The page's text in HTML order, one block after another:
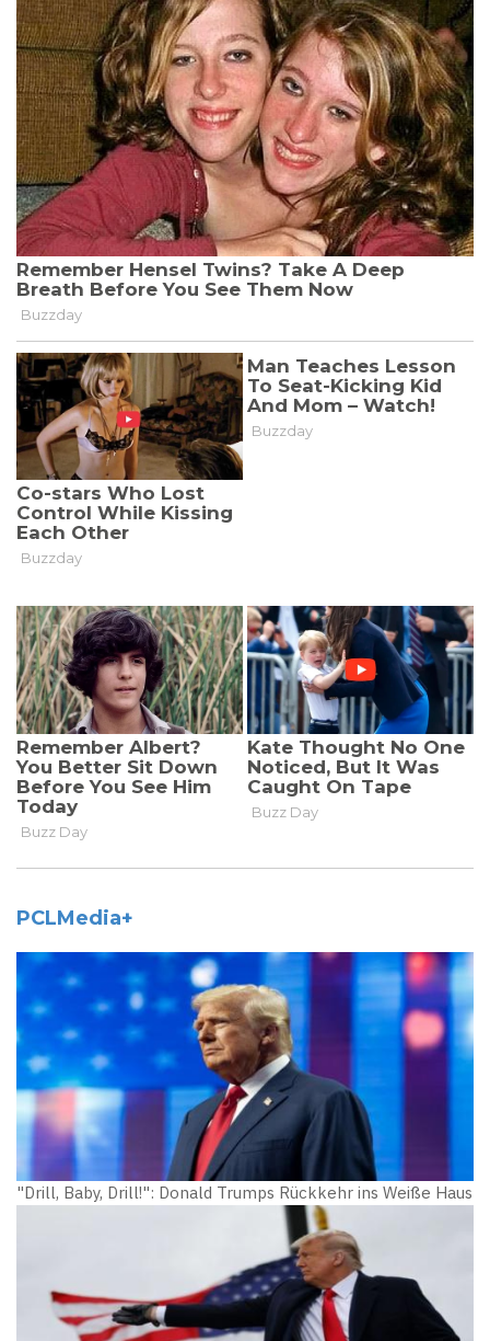
PCLMedia+
"Drill, Baby, Drill!": Donald Trumps Rückkehr ins Weiße Haus